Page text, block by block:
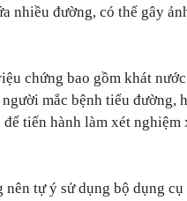
nhiều đường, có thể gây
chứng bao gồm khát
mắc bệnh tiểu đường,
tiến hành làm xét nghiệm
tự ý sử dụng bộ dụng